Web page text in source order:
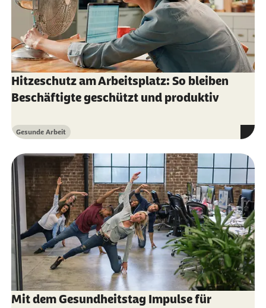
Informationsportal für Arbeitgeber
Sozialversicherung (ITSG) (Abruf vom
21.03.2025):Ersthelfer in Betrieben: Was
Arbeitgeber gewährleisten müssen…
Hitzeschutz am Arbeitsplatz: So bleiben
Beschäftigte geschützt und produktiv
Kategorie
Gesunde Arbeit
Mit dem Gesundheitstag Impulse für